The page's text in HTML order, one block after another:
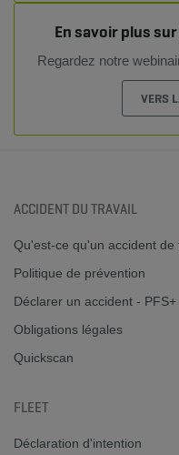
En savoir plus
Regardez notre
VERS
ACCIDENT DU TRAVAIL
Qu'est-ce qu'un accident de
Politique de prévention
Déclarer un accident - PFS+
Obligations légales
Quickscan
FLEET
Déclaration d'intention